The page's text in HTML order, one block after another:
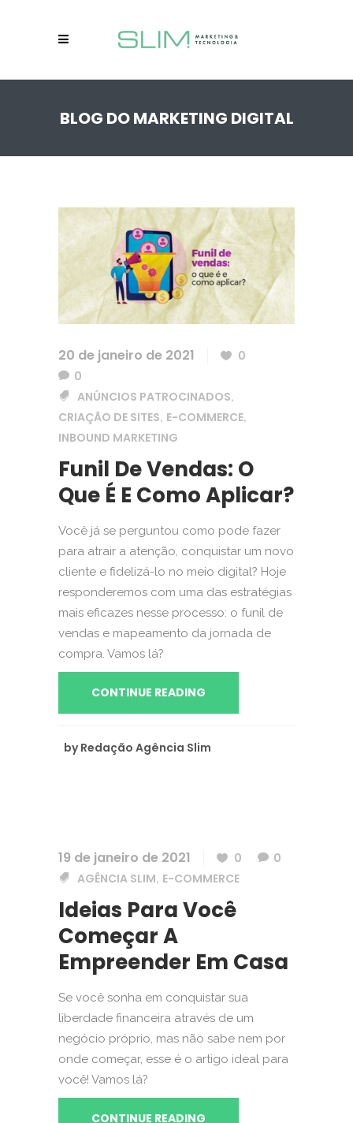
BLOG DO MARKETING DIGITAL
20 de janeiro de 2021
0
0
ANÚNCIOS PATROCINADOS,
CRIAÇÃO DE SITES, E-COMMERCE,
INBOUND MARKETING
Funil De Vendas: O
Que É E Como Aplicar?
Você já se perguntou como pode fazer
para atrair a atenção, conquistar um novo
cliente e fidelizá-lo no meio digital? Hoje
responderemos com uma das estratégias
mais eficazes nesse processo: o funil de
vendas e mapeamento da jornada de
compra. Vamos lá?
CONTINUE READING
by Redação Agência Slim
19 de janeiro de 2021 0
0
AGÊNCIA SLIM, E-COMMERCE
Ideias Para Você
Começar A
Empreender Em Casa
Se você sonha em conquistar sua
liberdade financeira através de um
negócio próprio, mas não sabe nem por
onde começar, esse é o artigo ideal para
você! Vamos lá?
CONTINUE READING